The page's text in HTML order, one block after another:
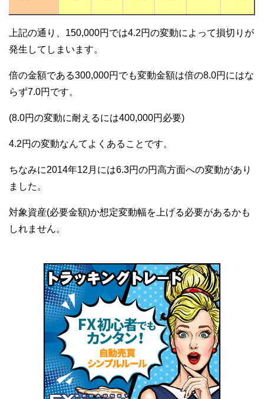
上記の通り、150,000円では4.2円の変動によって損切りが
発生してしまいます。
倍の金額である300,000円でも変動金額は倍の8.0円にはな
らず7.0円です。
(8.0円の変動に耐えるには400,000円必要)
4.2円の変動なんてよくあることです。
ちなみに2014年12月には6.3円の円高方面への変動があり
ました。
対象資産(必要金額)か想定変動幅を上げる必要があるかも
しれません。